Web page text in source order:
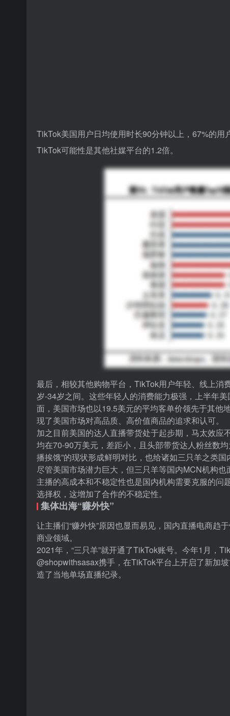
TikTok美国用户日均使用时长90分钟以上，67%的
TikTok可能性是其他社媒平台的1.2倍。
最后，相较其他购物平台，TikTok用户年轻、线上
岁-34岁之间。这些年轻人的消费能力极强，上半年
面，美国市场也以19.5美元的平均客单价领先于其他
现了美国市场对高品质、高价值商品的追求和认可。
加之目前美国的达人直播带货处于起步期， 马太效应
均在70-90万美元，差距小，且头部带货达人粉丝数
播挨饿”的现状形成鲜明对比，也给诸如三只羊之类国
尽管美国市场潜力巨大，但三只羊等国内MCN机构
主播的高成本和不稳定性也是国内机构需要克服的
选择权，这增加了合作的不稳定性。
集体出海“赚外快”
让主播们“赚外快”原因也显而易见，国内直播电商趋
商业领域。
2021年，“三只羊”就开通了TikTok账号。今年1月，
@shopwithsasax携手，在TikTok平台上开启了新加
造了当地单场直播纪录。